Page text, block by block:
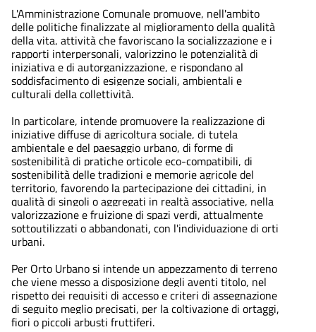
L'Amministrazione Comunale promuove, nell'ambito
delle politiche finalizzate al miglioramento della qualità
della vita, attività che favoriscano la socializzazione e i
rapporti interpersonali, valorizzino le potenzialità di
iniziativa e di autorganizzazione, e rispondano al
soddisfacimento di esigenze sociali, ambientali e
culturali della collettività.
In particolare, intende promuovere la realizzazione di
iniziative diffuse di agricoltura sociale, di tutela
ambientale e del paesaggio urbano, di forme di
sostenibilità di pratiche orticole eco-compatibili, di
sostenibilità delle tradizioni e memorie agricole del
territorio, favorendo la partecipazione dei cittadini, in
qualità di singoli o aggregati in realtà associative, nella
valorizzazione e fruizione di spazi verdi, attualmente
sottoutilizzati o abbandonati, con l'individuazione di orti
urbani.
Per Orto Urbano si intende un appezzamento di terreno
che viene messo a disposizione degli aventi titolo, nel
rispetto dei requisiti di accesso e criteri di assegnazione
di seguito meglio precisati, per la coltivazione di ortaggi,
fiori o piccoli arbusti fruttiferi.